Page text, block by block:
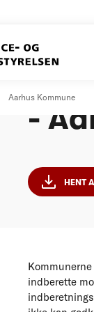
Aarhus Kommune
-
HENT
indberette